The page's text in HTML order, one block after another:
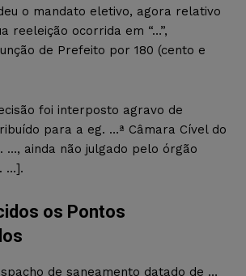
o mandato eletivo, agora relativo
reeleição ocorrida em “…”,
de Prefeito por 180 (cento e
foi interposto agravo de
para a eg. …ª Câmara Cível do
…, ainda não julgado pelo órgão
…].
os Pontos
de saneamento datado de …